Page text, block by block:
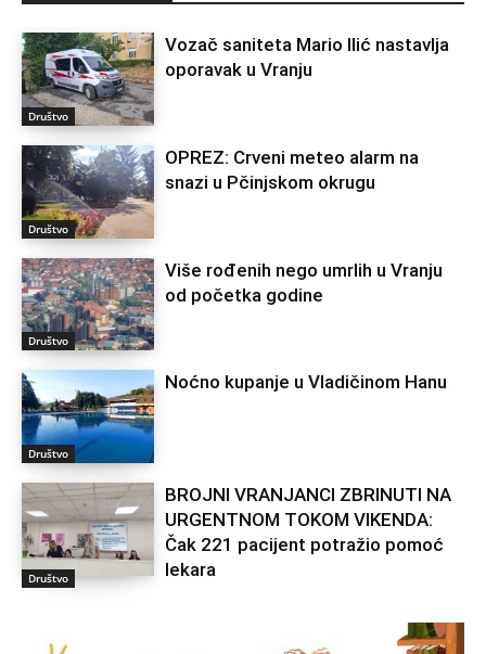
Društvo
Vozač saniteta Mario Ilić nastavlja
oporavak u Vranju
Društvo
OPREZ: Crveni meteo alarm na
snazi u Pčinjskom okrugu
Društvo
Više rođenih nego umrlih u Vranju
od početka godine
Društvo
Noćno kupanje u Vladičinom Hanu
Društvo
BROJNI VRANJANCI ZBRINUTI NA
URGENTNOM TOKOM VIKENDA:
Čak 221 pacijent potražio pomoć
lekara